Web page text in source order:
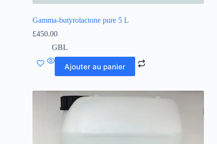
Gamma-butyrolactone pure 5 L
£450.00
GBL
Ajouter au panier